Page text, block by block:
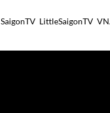
SaigonTV LittleSaigonTV